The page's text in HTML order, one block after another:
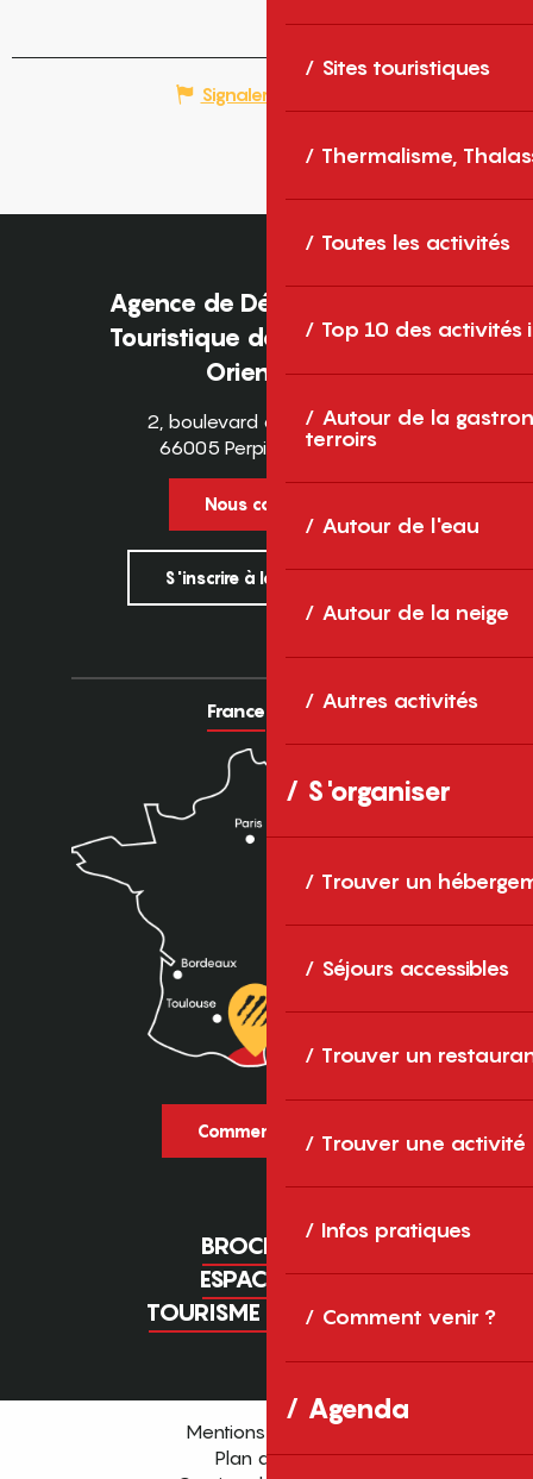
Sites touristiques
Thermalisme,
Toutes les activités
Top 10 des activités
Autour de la
terroirs
Autour de l'eau
Autour de la neige
Autres activités
S'organiser
Trouver un
Séjours accessibles
Trouver un
Trouver une activité
Infos pratiques
Comment venir ?
Agenda
Signaler une erreur
Agence de Développement
Touristique des Pyrénées-
Orientales
2, boulevard des Pyrénées
66005 Perpignan Cedex
Nous contacter
S'inscrire à la newsletter
France Europe
Comment venir ?
BROCHURES
ESPACE PRO
TOURISME D'AFFAIRES
Mentions légales
Plan du site